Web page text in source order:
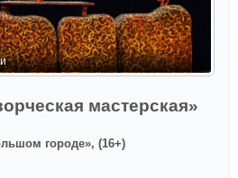
мастерская»
городе», (16+)